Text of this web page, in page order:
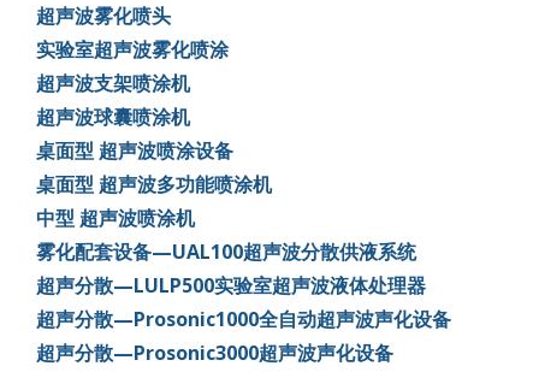
超声波雾化喷头
实验室超声波雾化喷涂
超声波支架喷涂机
超声波球囊喷涂机
桌面型 超声波喷涂设备
桌面型 超声波多功能喷涂机
中型 超声波喷涂机
雾化配套设备—UAL100超声波分散供液系统
超声分散—LULP500实验室超声波液体处理器
超声分散—Prosonic1000全自动超声波声化设备
超声分散—Prosonic3000超声波声化设备